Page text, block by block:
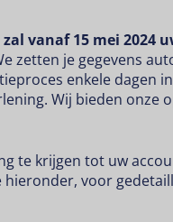
zal vanaf 15 mei 2024
zetten je gegevens
enkele dagen
Wij bieden onze
te krijgen tot uw
hieronder, voor